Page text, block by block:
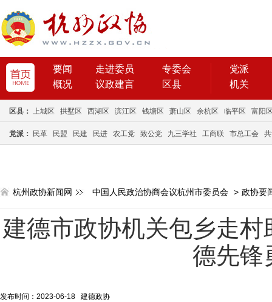
要闻 走进委员
专委会
概况
议政建言 区县
党派
机关
区县： 上城区 拱墅区 西湖区 滨江区 钱塘区 萧山区 余杭区 临平区 富阳
党派： 民革 民盟 民建 民进 农工党 致公党 九三学社 工商联 市总工会
杭州政协新闻网 中国人民政治协商会议杭州市委员会 > 政协要
建德市政协机关包乡走
德先锋
发布时间：2023-06-18 建德政协